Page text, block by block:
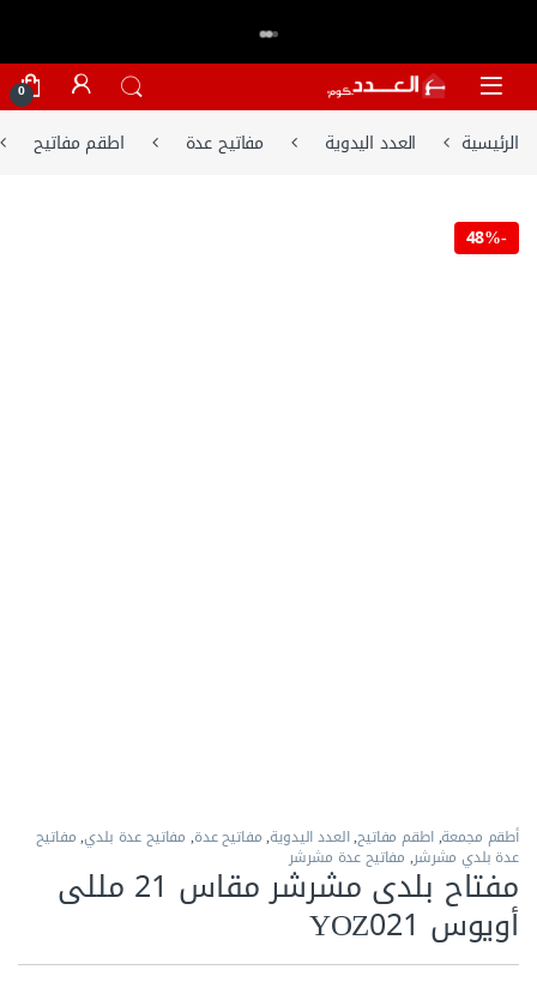
Skip to navigation
Skip to content
0
الرئيسية العدد اليدوية مفاتيح عدة اطقم مفاتيح
-
48%
أطقم مجمعة,اطقم مفاتيح,العدد اليدوية,مفاتيح عدة, مفاتيح عدة بلدي,مفاتيح
عدة بلدي مشرشر, مفاتيح عدة مشرشر
مفتاح بلدى مشرشر مقاس 21 مللى
أويوس YOZ021